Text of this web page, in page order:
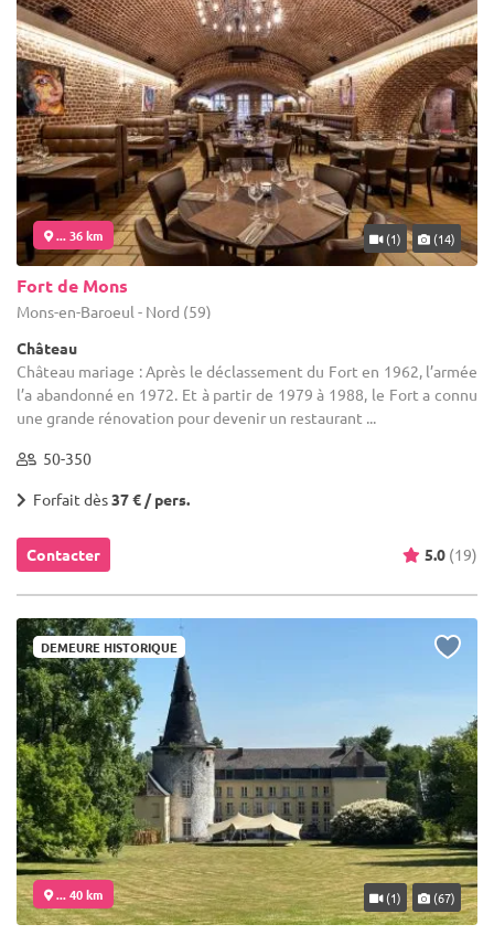
... 36 km (1) (14)
Fort de Mons
Mons-en-Baroeul - Nord (59)
Château
Château mariage : Après le déclassement du Fort en 1962, l’armée
l’a abandonné en 1972. Et à partir de 1979 à 1988, le Fort a connu
une grande rénovation pour devenir un restaurant ...
50-350
Forfait dès37 € / pers.
Contacter 5.0 (19)
DEMEURE HISTORIQUE
... 40 km (1) (67)